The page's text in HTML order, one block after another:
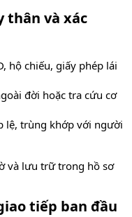
thân và xác
hộ chiếu, giấy phép lái
đời hoặc tra cứu cơ
lệ, trùng khớp với người
và lưu trữ trong hồ sơ
tiếp ban đầu​